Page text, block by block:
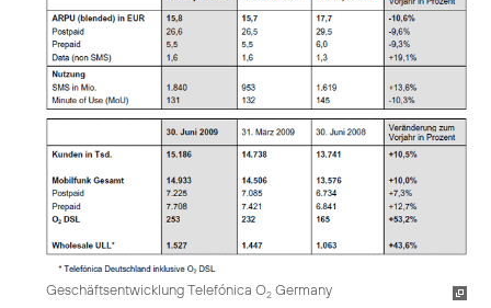
Geschäftsentwicklung Telefónica O2 Germany